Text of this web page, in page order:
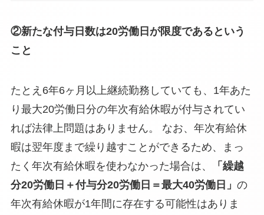
②新たな付与日数は20労働日が限度であるという
こと
たとえ6年6ヶ月以上継続勤務していても、 1年あた
り最大20労働日分の年次有給休暇が付与されてい
れば法律上問題はありません。 なお、年次有給休
暇は翌年度まで繰り越すことができるため、まっ
たく年次有給休暇を使わなかった場合は、
「繰越
分20労働日＋付与分20労働日＝最大40労働日」 の
年次有給休暇が1年間に存在する可能性はありま